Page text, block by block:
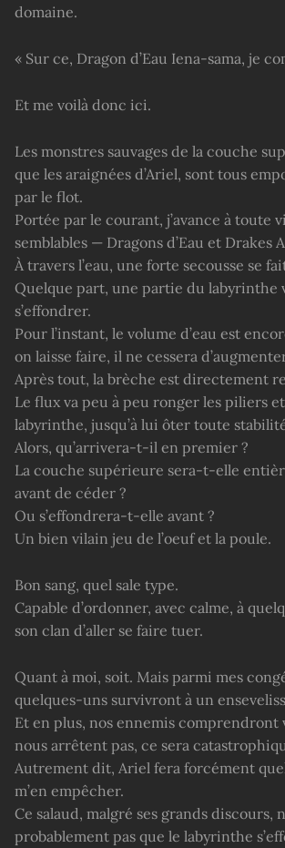
domaine.
« Sur ce, Dragon d’Eau Iena-sama, je
Et me voilà donc ici.
Les monstres sauvages de la couche
que les araignées d’Ariel, sont tous
par le flot.
Portée par le courant, j’avance à toute
semblables — Dragons d’Eau et Drakes
À travers l’eau, une forte secousse se
Quelque part, une partie du labyrinthe
s’effondrer.
Pour l’instant, le volume d’eau est
on laisse faire, il ne cessera
Après tout, la brèche est directement
Le flux va peu à peu ronger les piliers
labyrinthe, jusqu’à lui ôter toute
Alors, qu’arrivera-t-il en premier ?
La couche supérieure sera-t-elle
avant de céder ?
Ou s’effondrera-t-elle avant ?
Un bien vilain jeu de l’oeuf et la poule.
Bon sang, quel sale type.
Capable d’ordonner, avec calme, à
son clan d’aller se faire tuer.
Quant à moi, soit. Mais parmi mes
quelques-uns survivront à un
Et en plus, nos ennemis comprendront
nous arrêtent pas, ce sera
Autrement dit, Ariel fera forcément
m’en empêcher.
Ce salaud, malgré ses grands discours,
probablement pas que le labyrinthe